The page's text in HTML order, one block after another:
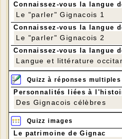
Connaissez-vous la langue
Le "parler" Gignacois 1
Connaissez-vous la langue
Le "parler" Gignacois 2
Connaissez-vous la langue
Langue et littérature
Quizz à réponses multiples
Personnalités liées à
Des Gignacois célèbres
Quizz images
Le patrimoine de Gignac